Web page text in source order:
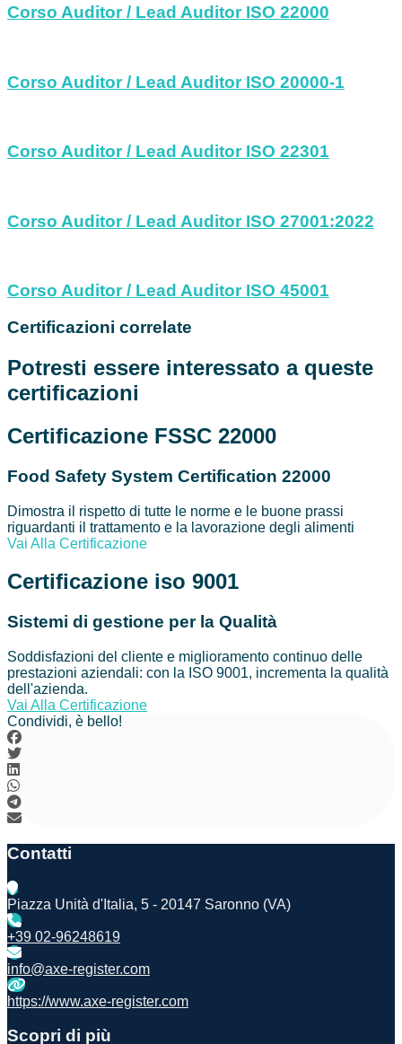
Corso Auditor / Lead Auditor ISO 22000
Corso Auditor / Lead Auditor ISO 20000-1
Corso Auditor / Lead Auditor ISO 22301
Corso Auditor / Lead Auditor ISO 27001:2022
Corso Auditor / Lead Auditor ISO 45001
Certificazioni correlate
Potresti essere interessato a queste
certificazioni
Certificazione FSSC 22000
Food Safety System Certification 22000
Dimostra il rispetto di tutte le norme e le buone prassi
riguardanti il trattamento e la lavorazione degli alimenti
Vai Alla Certificazione
Certificazione iso 9001
Sistemi di gestione per la Qualità
Soddisfazioni del cliente e miglioramento continuo delle
prestazioni aziendali: con la ISO 9001, incrementa la qualità
dell'azienda.
Vai Alla Certificazione
Condividi, è bello!
Contatti
Piazza Unità d'Italia, 5 - 20147 Saronno (VA)
+39 02-96248619
info@axe-register.com
https://www.axe-register.com
Scopri di più